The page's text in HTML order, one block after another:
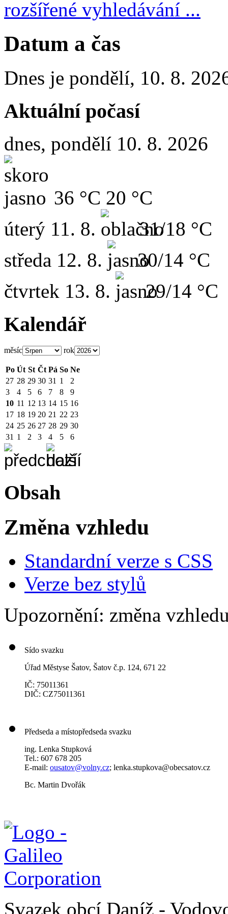
rozšířené vyhledávání ...
Datum a čas
Dnes je pondělí, 10. 8.
Aktuální počasí
dnes, pondělí 10. 8. 2026
36 °C 20 °C
úterý 11. 8.
31/18 °C
středa 12. 8.
30/14 °C
čtvrtek 13. 8. 29/14 °C
Kalendář
měsíc rok
Po Út St Čt Pá So Ne
27 28 29 30 31 1
2
3
4 5 6 7 8
9
10 11 12 13 14 15 16
17 18 19 20 21 22 23
24 25 26 27 28 29 30
31 1 2 3 4 5 6
Obsah
Změna vzhledu
Standardní verze s CSS
Verze bez stylů
Upozornění: změna
Sído svazku
Úřad Městyse Šatov, Šatov č.p. 124, 671 22
IČ: 75011361
DIČ: CZ75011361
Předseda a místopředseda svazku
ing. Lenka Stupková
Tel.: 607 678 205
E-mail: ousatov@volny.cz; lenka.stupkova@obecsatov.cz
Bc. Martin Dvořák
Svazek obcí Daníž -